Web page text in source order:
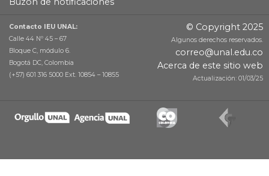
Contacto IEU UNAL:
Calle 44 Nº 45 – 67
Bloque C, módulo 6.
Bogotá DC, Colombia
(+57) 601 316 5000 Ext. 10854 – 10855
© Copyright 2025
Algunos derechos reservados.
correo@unal.edu.co
Acerca de este sitio web
Actualización: 01/03/25